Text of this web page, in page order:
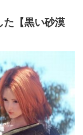
た【黒い砂漠